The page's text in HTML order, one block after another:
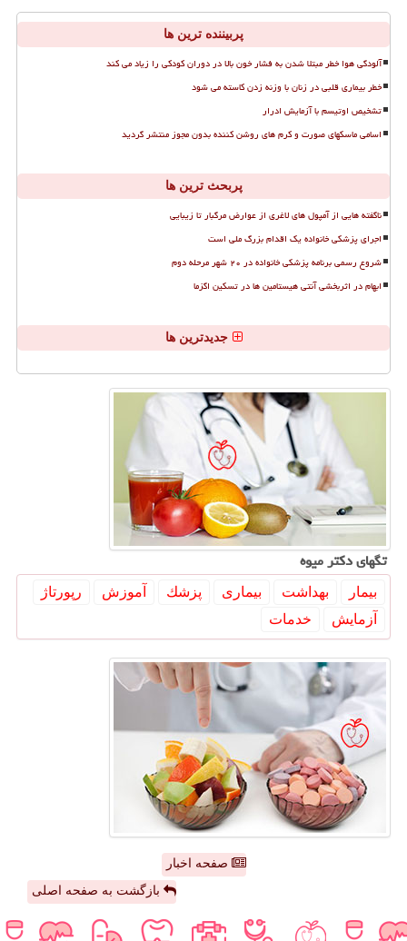
پربیننده ترین ها
آلودگی هوا خطر مبتلا شدن به فشار خون بالا در دوران کودکی را زیاد می کند
خطر بیماری قلبی در زنان با وزنه زدن کاسته می شود
تشخیص اوتیسم با آزمایش ادرار
اسامی ماسکهای صورت و کرم های روشن کننده بدون مجوز منتشر گردید
پربحث ترین ها
ناگفته هایی از آمپول های لاغری از عوارض مرگبار تا زیبایی
اجرای پزشکی خانواده یک اقدام بزرگ ملی است
شروع رسمی برنامه پزشکی خانواده در ۲۰ شهر مرحله دوم
ابهام در اثربخشی آنتی هیستامین ها در تسکین اگزما
جدیدترین ها
تگهای دكتر میوه
بیمار بهداشت بیماری پزشك آموزش
رپورتاژ
آزمایش
خدمات
صفحه اخبار
بازگشت به صفحه اصلی